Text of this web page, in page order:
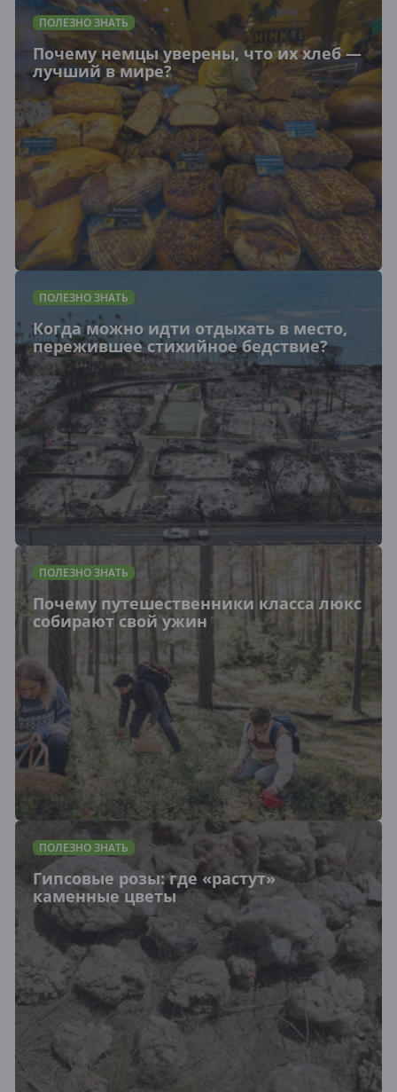
ПОЛЕЗНО ЗНАТЬ
Почему немцы уверены, что их хлеб —
лучший в мире?
ПОЛЕЗНО ЗНАТЬ
Когда можно идти отдыхать в место,
пережившее стихийное бедствие?
ПОЛЕЗНО ЗНАТЬ
Почему путешественники класса люкс
собирают свой ужин
ПОЛЕЗНО ЗНАТЬ
Гипсовые розы: где «растут»
каменные цветы